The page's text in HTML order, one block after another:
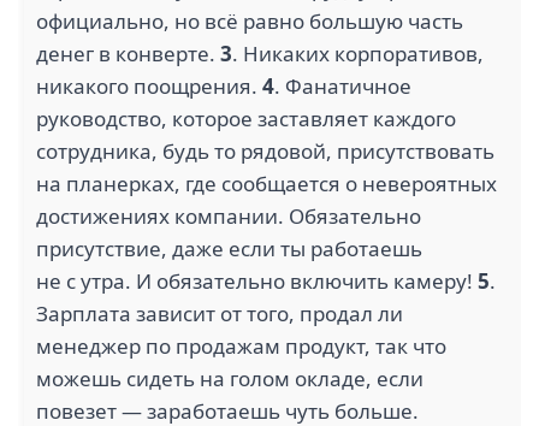
официально, но всё равно большую часть
денег в конверте. 3. Никаких корпоративов,
никакого поощрения. 4. Фанатичное
руководство, которое заставляет каждого
сотрудника, будь то рядовой, присутствовать
на планерках, где сообщается о невероятных
достижениях компании. Обязательно
присутствие, даже если ты работаешь
не с утра. И обязательно включить камеру! 5.
Зарплата зависит от того, продал ли
менеджер по продажам продукт, так что
можешь сидеть на голом окладе, если
повезет — заработаешь чуть больше.